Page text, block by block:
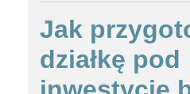
Jak
działkę pod